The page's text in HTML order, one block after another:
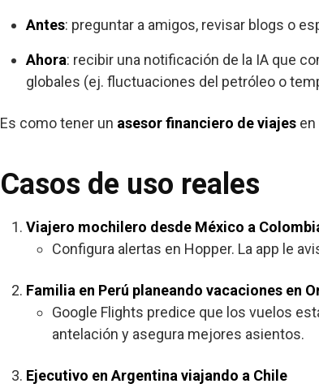
Antes: preguntar a amigos, revisar blogs o
Ahora: recibir una notificación de la IA que
globales (ej. fluctuaciones del petróleo o
Es como tener un asesor financiero de viajes
Casos de uso reales
Viajero mochilero desde México a
Configura alertas en Hopper. La app le
Familia en Perú planeando vacaciones en
Google Flights predice que los vuelos
antelación y asegura mejores asientos.
Ejecutivo en Argentina viajando a Chile